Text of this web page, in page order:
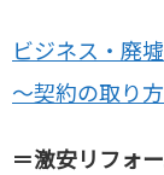
ビジネス・廃
～契約の取り
＝激安リフォ